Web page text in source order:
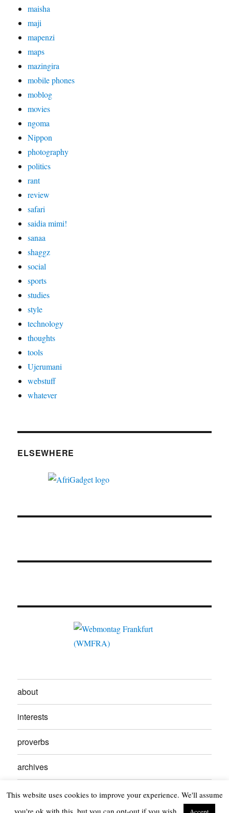
maisha
maji
mapenzi
maps
mazingira
mobile phones
moblog
movies
ngoma
Nippon
photography
politics
rant
review
safari
saidia mimi!
sanaa
shaggz
social
sports
studies
style
technology
thoughts
tools
Ujerumani
webstuff
whatever
ELSEWHERE
about
interests
proverbs
archives
contact
This website uses cookies to improve your experience. We'll assume
you're ok with this, but you can opt-out if you wish.